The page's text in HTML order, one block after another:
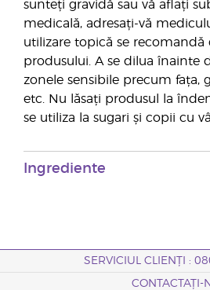
sunteți gravidă sau vă aflați
medicală, adresați-vă
utilizare topică se recomandă
produsului. A se dilua înainte
zonele sensibile precum fața,
etc. Nu lăsați produsul la
se utiliza la sugari și copii cu
Ingrediente
SERVICIUL CLIENȚI :
CONTACTAȚI-